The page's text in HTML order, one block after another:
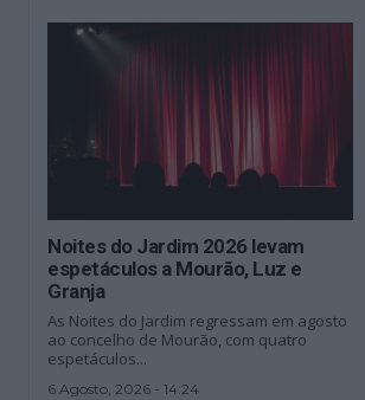
Noites do Jardim 2026 levam
espetáculos a Mourão, Luz e
Granja
As Noites do Jardim regressam em agosto
ao concelho de Mourão, com quatro
espetáculos...
6 Agosto, 2026 - 14:24